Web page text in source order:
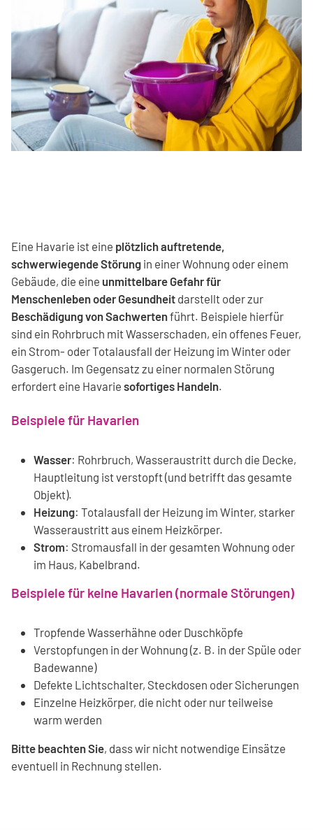
Eine Havarie ist eine plötzlich auftretende,
schwerwiegende Störung in einer Wohnung oder einem
Gebäude, die eine unmittelbare Gefahr für
Menschenleben oder Gesundheit darstellt oder zur
Beschädigung von Sachwertenführt. Beispiele hierfür
sind ein Rohrbruch mit Wasserschaden, ein offenes Feuer,
ein Strom- oder Totalausfall der Heizung im Winter oder
Gasgeruch. Im Gegensatz zu einer normalen Störung
erfordert eine Havarie sofortiges Handeln.
Beispiele für Havarien
Wasser: Rohrbruch, Wasseraustritt durch die Decke,
Hauptleitung ist verstopft (und betrifft das gesamte
Objekt).
Heizung: Totalausfall der Heizung im Winter, starker
Wasseraustritt aus einem Heizkörper.
Strom: Stromausfall in der gesamten Wohnung oder
im Haus, Kabelbrand.
Beispiele für keine Havarien (normale Störungen)
Tropfende Wasserhähne oder Duschköpfe
Verstopfungen in der Wohnung (z. B. in der Spüle oder
Badewanne)
Defekte Lichtschalter, Steckdosen oder Sicherungen
Einzelne Heizkörper, die nicht oder nur teilweise
warm werden
Bitte beachten Sie, dass wir nicht notwendige Einsätze
eventuell in Rechnung stellen.